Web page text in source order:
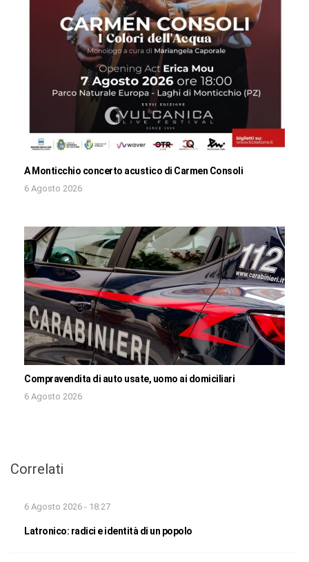
A Monticchio concerto acustico di Carmen Consoli
6 Agosto 2026
Compravendita di auto usate, uomo ai domiciliari
6 Agosto 2026
Correlati
6 Agosto 2026 - 18:27
Latronico: radici e identità di un popolo